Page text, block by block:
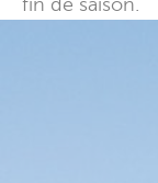
fin de saison.